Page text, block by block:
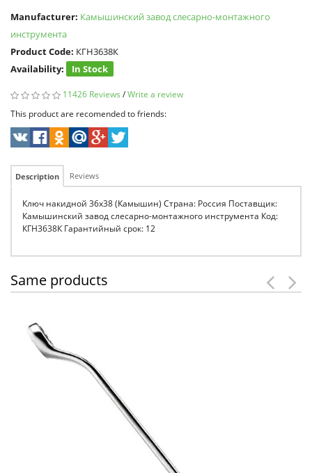
Manufacturer: Камышинский завод слесарно-монтажного
инструмента
Product Code: КГН3638К
Availability:
In Stock
11426 Reviews /Write a review
This product are recomended to friends:
Description Reviews
Ключ накидной 36х38 (Камышин) Страна: Россия Поставщик:
Камышинский завод слесарно-монтажного инструмента Код:
КГН3638К Гарантийный срок: 12
Same products